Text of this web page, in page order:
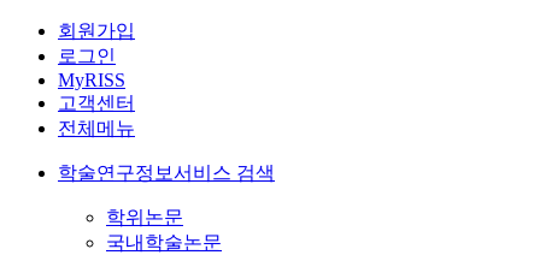
회원가입
로그인
MyRISS
고객센터
전체메뉴
학술연구정보서비스 검색
학위논문
국내학술논문